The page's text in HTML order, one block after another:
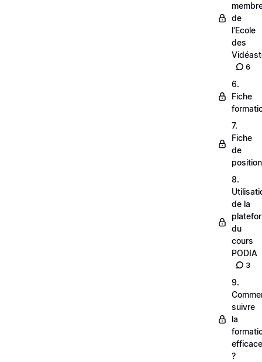
de
l'Ecole
des
6
6.
Fiche
7.
Fiche
de
8.
de la
du
cours
PODIA
3
9.
suivre
la
?